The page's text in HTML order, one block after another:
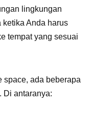
lingkungan
Anda harus
tempat yang sesuai
space, ada beberapa
Di antaranya: